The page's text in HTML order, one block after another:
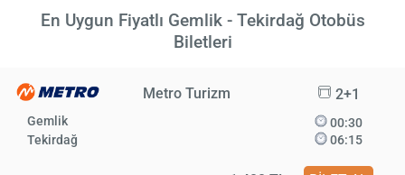
En Uygun Fiyatlı Gemlik - Tekirdağ Otobüs
Biletleri
Metro Turizm 2+1
Gemlik
Tekirdağ
00:30
06:15